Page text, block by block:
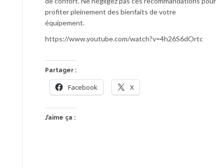
profiter pleinement des bienfaits de votre
équipement.
https://www.youtube.com/watch?v=4h26S6dOrtc
Partager :
Facebook X
J’aime ça :